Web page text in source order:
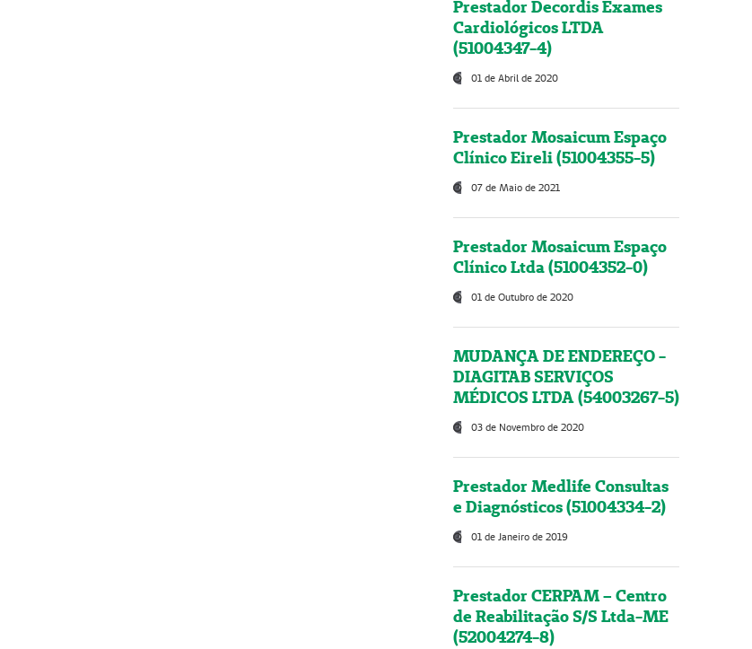
Prestador Decordis Exames
Cardiológicos LTDA
(51004347-4)
01 de Abril de 2020
Prestador Mosaicum Espaço
Clínico Eireli (51004355-5)
07 de Maio de 2021
Prestador Mosaicum Espaço
Clínico Ltda (51004352-0)
01 de Outubro de 2020
MUDANÇA DE ENDEREÇO -
DIAGITAB SERVIÇOS
MÉDICOS LTDA (54003267-5)
03 de Novembro de 2020
Prestador Medlife Consultas
e Diagnósticos (51004334-2)
01 de Janeiro de 2019
Prestador CERPAM – Centro
de Reabilitação S/S Ltda-ME
(52004274-8)